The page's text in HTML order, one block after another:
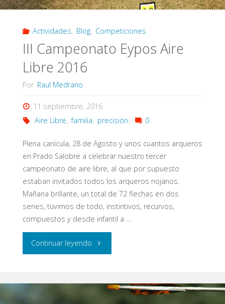
Actividades, Blog, Competiciones
III Campeonato Eypos Aire
Libre 2016
Por Raul Medrano
11 septiembre, 2016
Aire Libre, familia, precisión 0
Plena canícula, 28 de Agosto y unos cuantos arqueros
en Prado Salobre a celebrar nuestro tercer
campeonato de aire libre, al que por supuesto
estaban invitados todos los arqueros riojanos.
Mañana brillante, un total de 72 flechas en dos
series, tuvimos de todo, instintivos, recurvos,
compuestos y desde infantil a …
Continuar leyendo "III
Eypos